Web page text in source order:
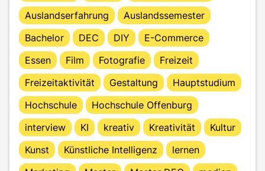
Auslandserfahrung
Auslandssemester
Bachelor
DEC DIY
E-Commerce
Essen
Film Fotografie
Freizeit
Freizeitaktivität
Gestaltung
Hauptstudium
Hochschule
Hochschule Offenburg
interview
KI kreativ Kreativität
Kultur
Kunst
Künstliche Intelligenz
lernen